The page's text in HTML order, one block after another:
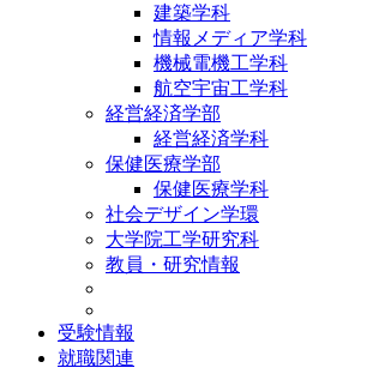
建築学科
情報メディア学科
機械電機工学科
航空宇宙工学科
経営経済学部
経営経済学科
保健医療学部
保健医療学科
社会デザイン学環
大学院工学研究科
教員・研究情報
受験情報
就職関連